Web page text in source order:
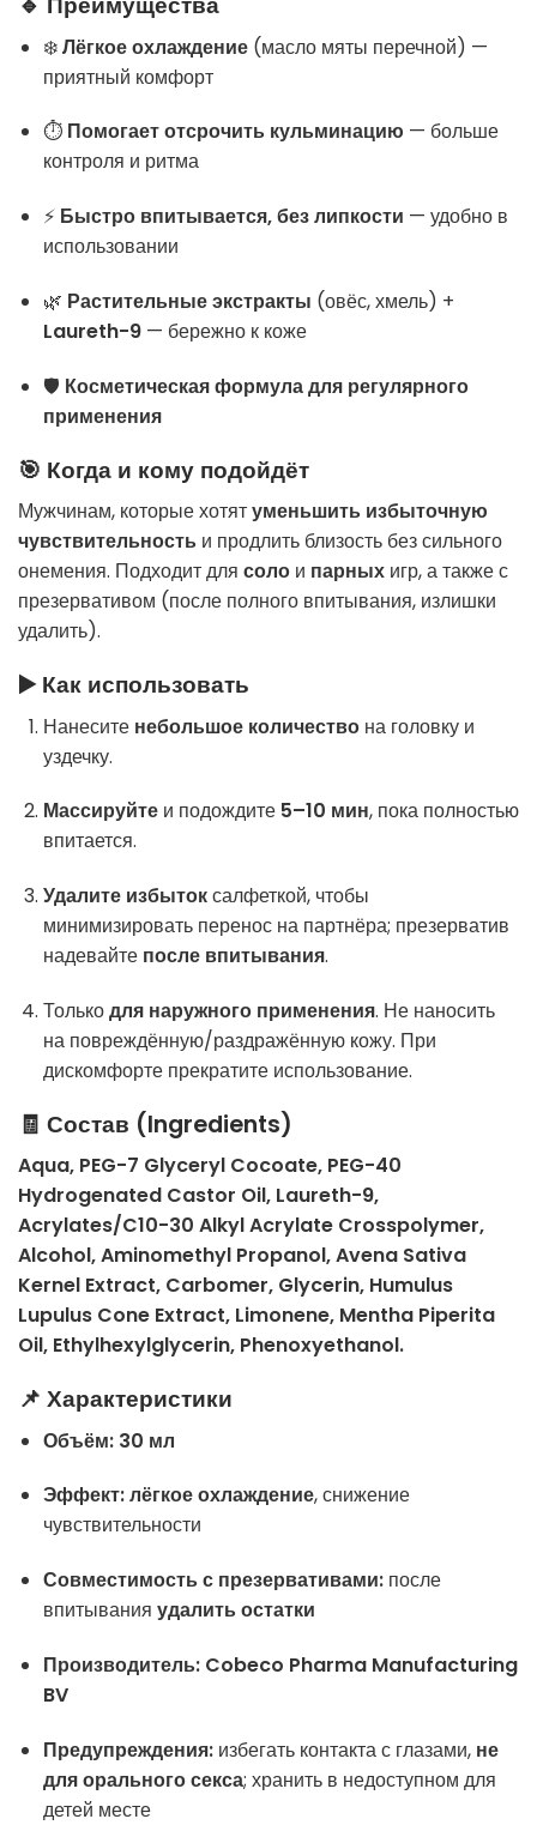
❄️Лёгкое охлаждение(масло мяты перечной) —
приятный комфорт
⏱️ Помогает отсрочить кульминацию — больше
контроля и ритма
⚡ Быстро впитывается, без липкости — удобно в
использовании
🌿 Растительные экстракты (овёс, хмель) +
Laureth-9— бережно к коже
🛡️ Косметическая формула для регулярного
применения
🎯 Когда и кому подойдёт
Мужчинам, которые хотятуменьшить избыточную
чувствительность и продлить близость без сильного
онемения. Подходит для соло и парных игр, а также с
презервативом (после полного впитывания, излишки
удалить).
▶️ Как использовать
Нанесите небольшое количествона головку и
уздечку.
Массируйтеи подождите 5–10 мин, пока полностью
впитается.
Удалите избытоксалфеткой, чтобы
минимизировать перенос на партнёра; презерватив
надевайте после впитывания.
Толькодля наружного применения. Не наносить
на повреждённую/раздражённую кожу. При
дискомфорте прекратите использование.
🧾 Состав (Ingredients)
Aqua, PEG-7 Glyceryl Cocoate, PEG-40
Hydrogenated Castor Oil, Laureth-9,
Acrylates/C10-30 Alkyl Acrylate Crosspolymer,
Alcohol, Aminomethyl Propanol, Avena Sativa
Kernel Extract, Carbomer, Glycerin, Humulus
Lupulus Cone Extract, Limonene, Mentha Piperita
Oil, Ethylhexylglycerin, Phenoxyethanol.
📌 Характеристики
Объём: 30 мл
Эффект:лёгкое охлаждение, снижение
чувствительности
Совместимость с презервативами:после
впитывания удалить остатки
Производитель: Cobeco Pharma Manufacturing
BV
Предупреждения:избегать контакта с глазами, не
для орального секса; хранить в недоступном для
детей месте